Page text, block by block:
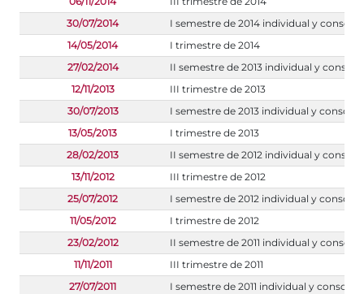
30/07/2014
I semestre de 2014 individual y
14/05/2014
I trimestre de 2014
27/02/2014
II semestre de 2013 individual y
12/11/2013
III trimestre de 2013
30/07/2013
I semestre de 2013 individual y
13/05/2013
I trimestre de 2013
28/02/2013
II semestre de 2012 individual y
13/11/2012
III trimestre de 2012
25/07/2012
I semestre de 2012 individual y
11/05/2012
I trimestre de 2012
23/02/2012
II semestre de 2011 individual y
11/11/2011
III trimestre de 2011
27/07/2011
I semestre de 2011 individual y